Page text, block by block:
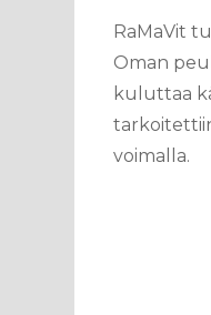
RaMaVit
Oman
kuluttaa
voimalla.